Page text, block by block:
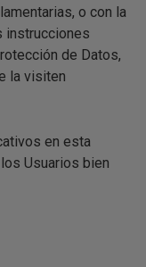
o con la
instrucciones
de Datos,
la visiten
en esta
Usuarios bien